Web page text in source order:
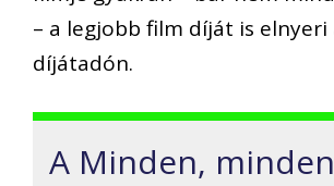
– a legjobb film díját is elnyeri
díjátadón.
A Minden,